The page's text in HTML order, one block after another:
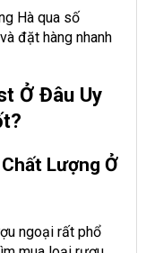
Hà qua số
đặt hàng nhanh
Ở Đâu Uy
Lượng Ở
ngoại rất phổ